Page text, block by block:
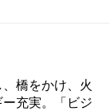
橋をかけ、火
充実。「ビジ